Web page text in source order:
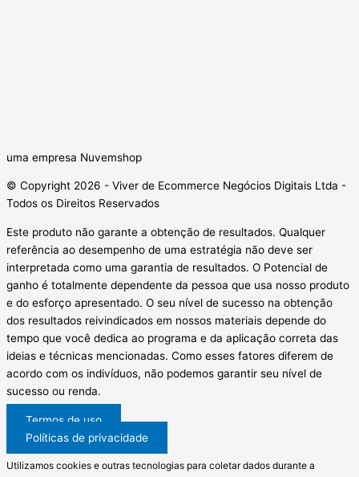
uma empresa Nuvemshop
© Copyright 2026 - Viver de Ecommerce Negócios Digitais Ltda -
Todos os Direitos Reservados
Este produto não garante a obtenção de resultados. Qualquer
referência ao desempenho de uma estratégia não deve ser
interpretada como uma garantia de resultados. O Potencial de
ganho é totalmente dependente da pessoa que usa nosso produto
e do esforço apresentado. O seu nível de sucesso na obtenção
dos resultados reivindicados em nossos materiais depende do
tempo que você dedica ao programa e da aplicação correta das
ideias e técnicas mencionadas. Como esses fatores diferem de
acordo com os indivíduos, não podemos garantir seu nível de
sucesso ou renda.
Termos de uso
Políticas de privacidade
Utilizamos cookies e outras tecnologias para coletar dados durante a